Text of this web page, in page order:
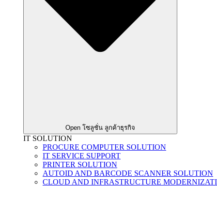
Open โซลูชั่น ลูกค้าธุรกิจ
IT SOLUTION
PROCURE COMPUTER SOLUTION
IT SERVICE SUPPORT
PRINTER SOLUTION
AUTOID AND BARCODE SCANNER SOLUTION
CLOUD AND INFRASTRUCTURE